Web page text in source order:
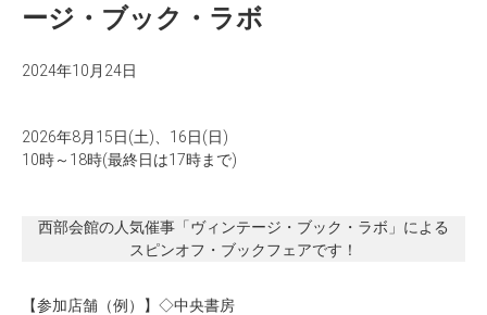
ージ・ブック・ラボ
2024年10月24日
2026年8月15日(土)、16日(日)
10時～18時(最終日は17時まで)
西部会館の人気催事「ヴィンテージ・ブック・ラボ」による
スピンオフ・ブックフェアです！
【参加店舗（例）】 ◇中央書房